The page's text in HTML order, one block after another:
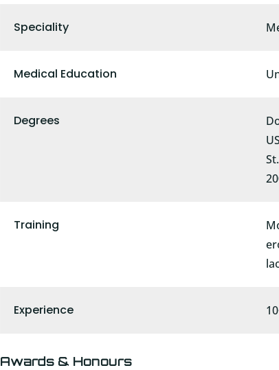
Speciality
Medical Education
Degrees
Training
Experience
Awards & Honours